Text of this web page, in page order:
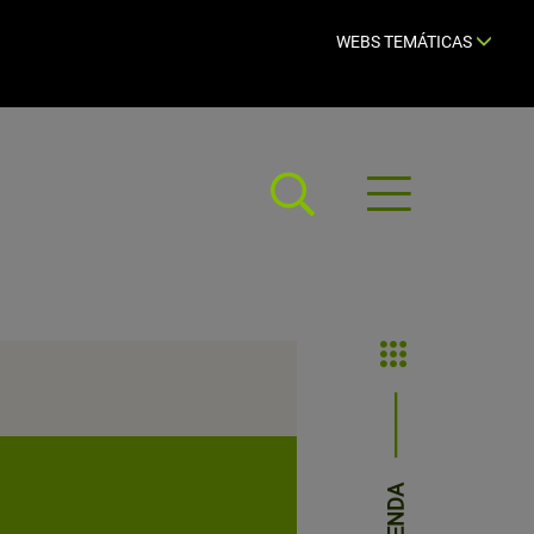
WEBS TEMÁTICAS
Abrir
menú